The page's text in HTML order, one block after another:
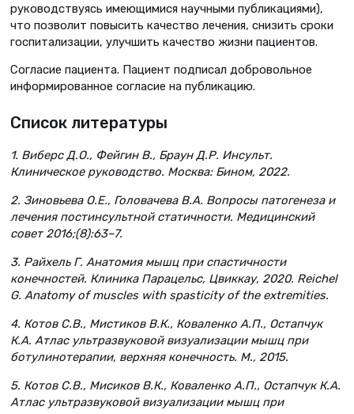
руководствуясь имеющимися научными публикациями),
что позволит повысить качество лечения, снизить сроки
госпитализации, улучшить качество жизни пациентов.
Согласие пациента. Пациент подписал добровольное
информированное согласие на публикацию.
Список литературы
1. Виберс Д.О., Фейгин В., Браун Д.Р. Инсульт.
Клиническое руководство. Москва: Бином, 2022.
2. Зиновьева О.Е., Головачева В.А. Вопросы патогенеза и
лечения постинсультной статичности. Медицинский
совет 2016;(8):63–7.
3. Райхель Г. Анатомия мышц при спастичности
конечностей. Клиника Парацельс, Цвиккау, 2020. Reichel
G. Anatomy of muscles with spasticity of the extremities.
4. Котов С.В., Мистиков В.К., Коваленко А.П., Остапчук
К.А. Атлас ультразвуковой визуализации мышц при
ботулинотерапии, верхняя конечность. М., 2015.
5. Котов С.В., Мисиков В.К., Коваленко А.П., Остапчук К.А.
Атлас ультразвуковой визуализации мышц при